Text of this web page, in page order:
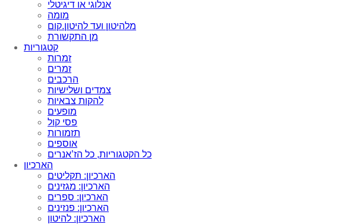
אנלוגי או דיגיטלי
מומה
מלהיטון ועד להיטון.קום
מן התקשורת
קטגוריות
זמרות
זמרים
הרכבים
צמדים ושלישיות
להקות צבאיות
מופעים
פסי קול
תזמורות
אוספים
כל הקטגוריות, כל הז’אנרים
הארכיון
הארכיון: תקליטים
הארכיון: מגזינים
הארכיון: ספרים
הארכיון: פנזינים
הארכיון: להיטון